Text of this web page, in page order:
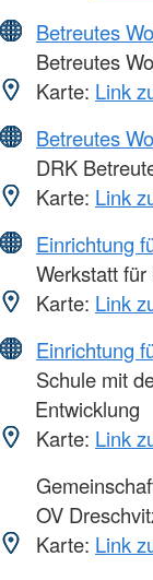
Betreutes
Betreutes
Karte: Link
Betreutes
DRK
Karte: Link
Einrichtung
Werkstatt
Karte: Link
Einrichtung
Schule mit
Entwicklung
Karte: Link
OV
Karte: Link